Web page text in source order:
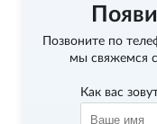
Позвоните по
мы свяжемся
Как вас